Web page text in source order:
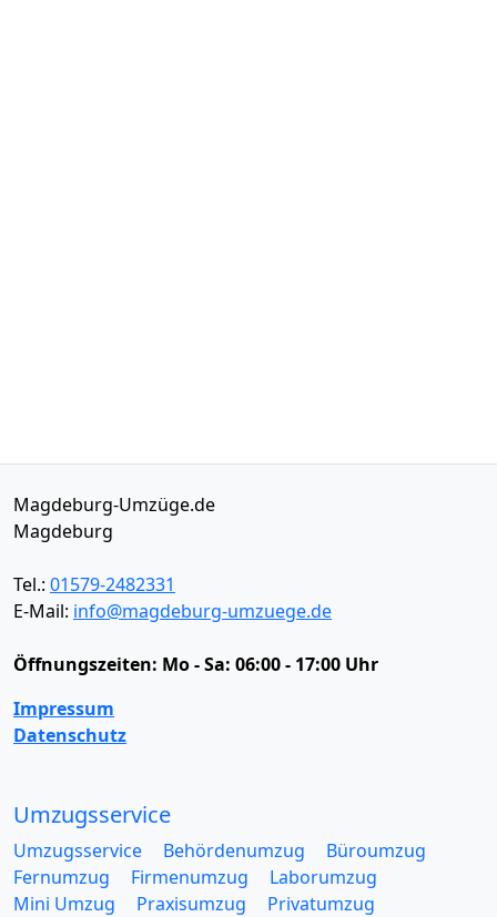
Magdeburg-Umzüge.de
Magdeburg
Tel.: 01579-2482331
E-Mail: info@magdeburg-umzuege.de
Öffnungszeiten: Mo - Sa: 06:00 - 17:00 Uhr
Impressum
Datenschutz
Umzugsservice
Umzugsservice Behördenumzug
Büroumzug
Fernumzug
Firmenumzug
Laborumzug
Mini Umzug
Praxisumzug
Privatumzug